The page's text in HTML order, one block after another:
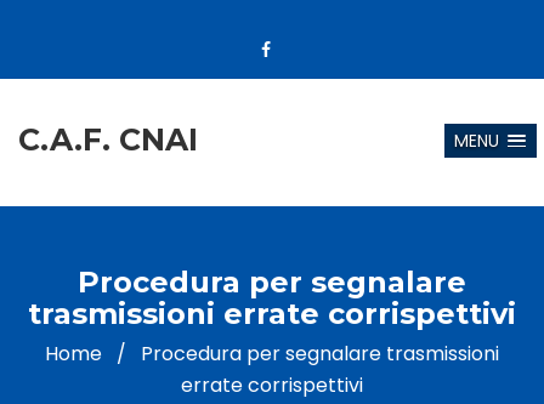
C.A.F. CNAI MENU
Procedura per segnalare
trasmissioni errate corrispettivi
Home / Procedura per segnalare trasmissioni
errate corrispettivi